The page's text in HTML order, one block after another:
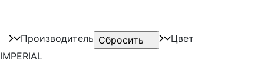
Производитель
IMPERIAL
Цвет